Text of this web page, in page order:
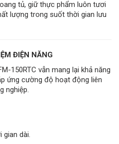
tủ, giữ thực phẩm luôn tươi
lượng trong suốt thời gian lưu
ĐIỆN NĂNG
150RTC vẫn mang lại khả năng
ứng cường độ hoạt động liên
nghiệp.
gian dài.